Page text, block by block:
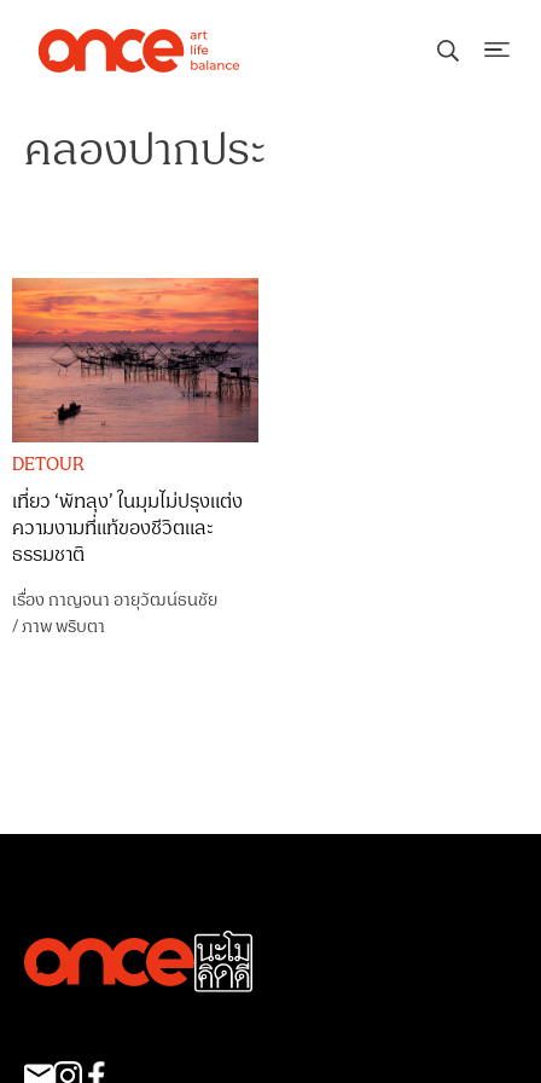
คลองปากประ
DETOUR
เที่ยว ‘พัทลุง’ ในมุมไม่ปรุงแต่ง
ความงามที่แท้ของชีวิตและ
ธรรมชาติ
เรื่อง กาญจนา อายุวัฒน์ธนชัย
/ภาพพริบตา